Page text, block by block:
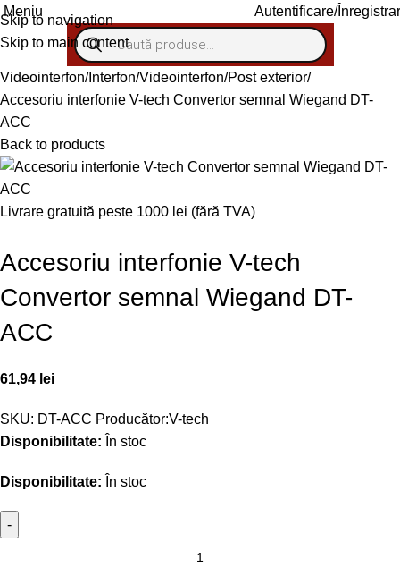
Skip to navigation
Skip to main content
Meniu Autentificare/
Videointerfon/Interfon Videointerfon Post exterior
Accesoriu interfonie V-tech Convertor semnal Wiegand DT-
ACC
Back to products
Livrare gratuită peste 1000 lei (fără TVA)
Accesoriu interfonie V-tech
Convertor semnal Wiegand DT-
ACC
61,94 lei
SKU: DT-ACC Producător:V-tech
Disponibilitate: În stoc
Disponibilitate: În stoc